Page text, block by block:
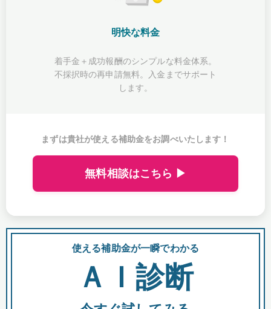
明快な料金
着手金＋成功報酬のシンプルな料金体系。
不採択時の再申請無料。入金までサポート
します。
まずは貴社が使える補助金をお調べいたします！
無料相談はこちら ▶
使える補助金が一瞬でわかる
ＡＩ診断